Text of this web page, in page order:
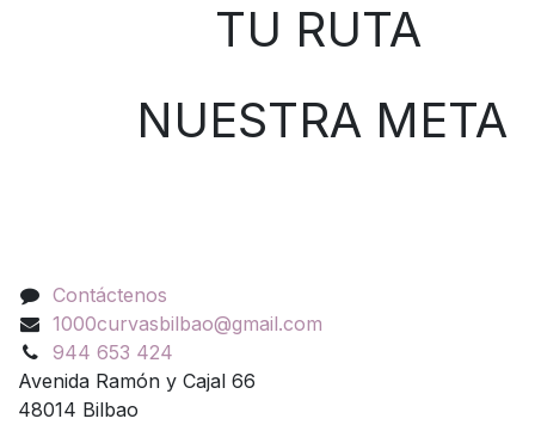
TU RUTA
NUESTRA META
Contáctenos
1000curvasbilbao@gmail.com
944 653 424
Avenida Ramón y Cajal 66
48014 Bilbao